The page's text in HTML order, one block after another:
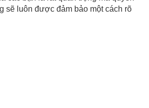
sẽ luôn được đảm bảo một cách rõ